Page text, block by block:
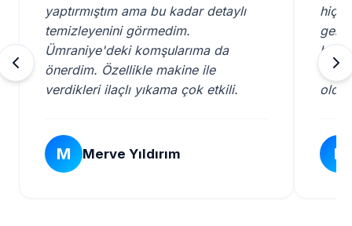
yaptırmıştım ama bu kadar detaylı
temizleyenini görmedim.
Ümraniye'deki komşularıma da
önerdim. Özellikle makine ile
verdikleri ilaçlı yıkama çok etkili.
M Merve Yıldırım
hiç
oldu.
E